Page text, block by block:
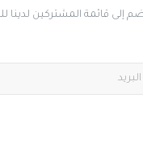
إلى قائمة المشتركين لدينا
ابن